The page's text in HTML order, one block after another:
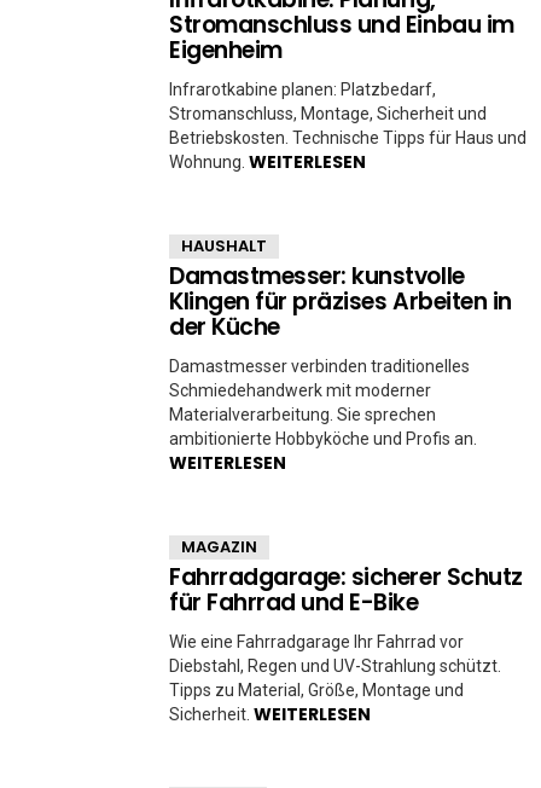
Stromanschluss und Einbau im
Eigenheim
Infrarotkabine planen: Platzbedarf,
Stromanschluss, Montage, Sicherheit und
Betriebskosten. Technische Tipps für Haus und
Wohnung. WEITERLESEN
HAUSHALT
Damastmesser: kunstvolle
Klingen für präzises Arbeiten in
der Küche
Damastmesser verbinden traditionelles
Schmiedehandwerk mit moderner
Materialverarbeitung. Sie sprechen
ambitionierte Hobbyköche und Profis an.
WEITERLESEN
MAGAZIN
Fahrradgarage: sicherer Schutz
für Fahrrad und E-Bike
Wie eine Fahrradgarage Ihr Fahrrad vor
Diebstahl, Regen und UV-Strahlung schützt.
Tipps zu Material, Größe, Montage und
Sicherheit. WEITERLESEN